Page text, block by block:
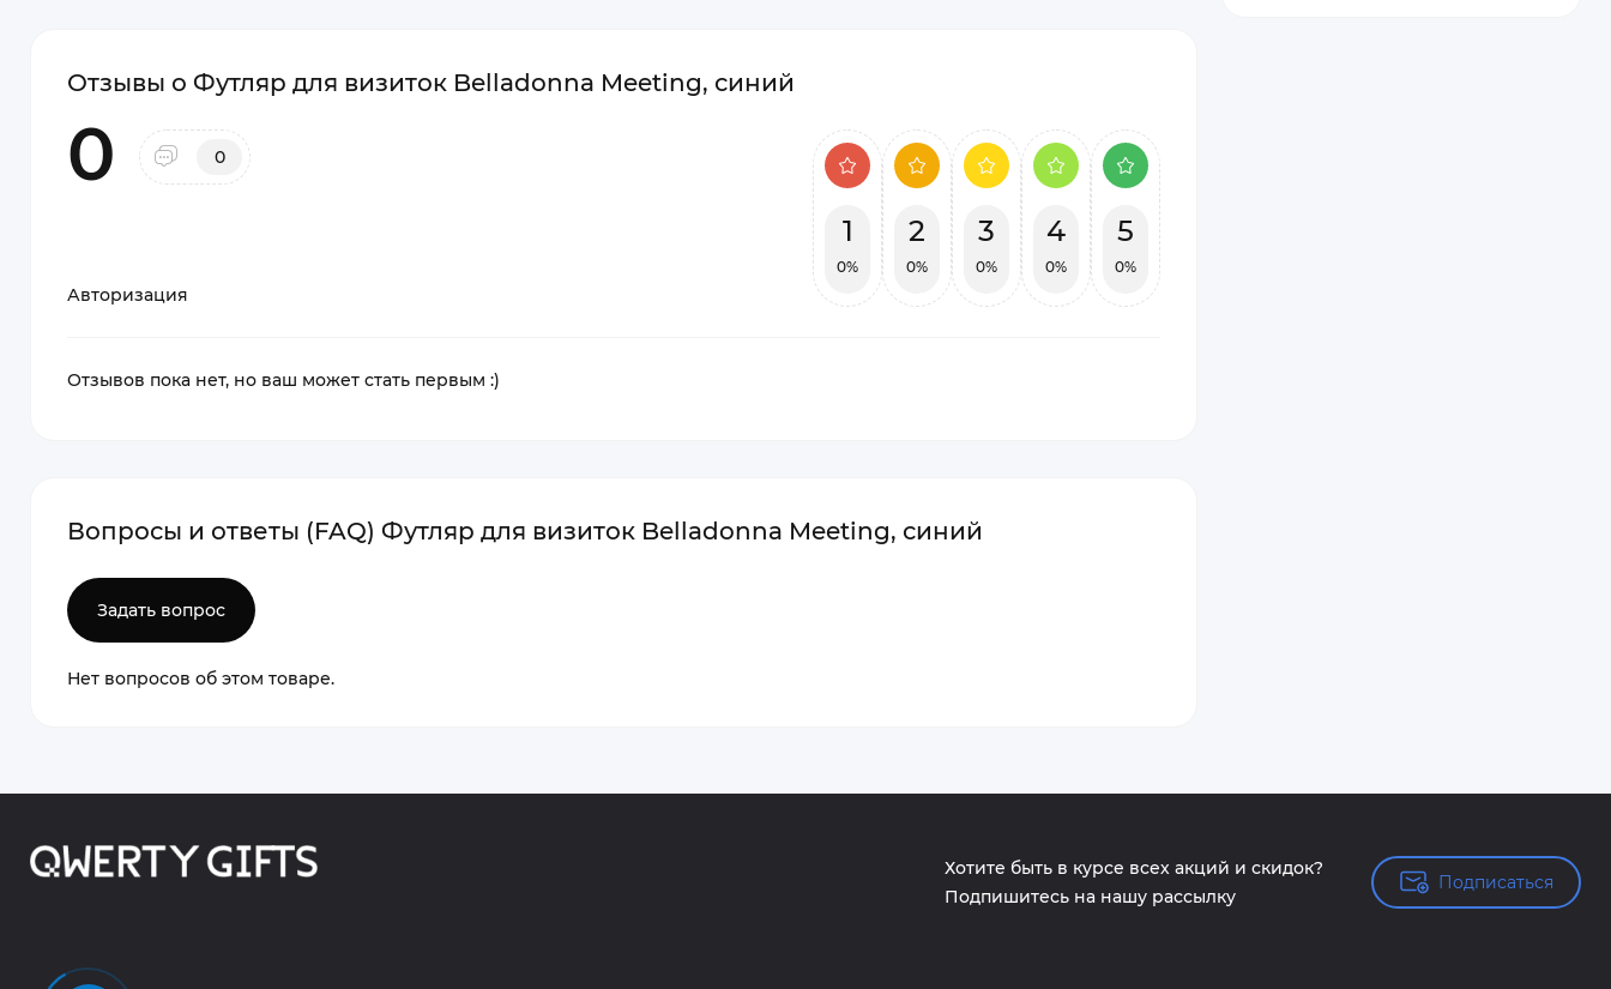
Отзывы о Футляр для визиток Belladonna Meeting, синий
0 0
Авторизация
1
0%
2
0%
3
0%
4
0%
5
0%
Отзывов пока нет, но ваш может стать первым :)
Вопросы и ответы (FAQ) Футляр для визиток Belladonna Meeting, синий
Задать вопрос
Нет вопросов об этом товаре.
Хотите быть в курсе всех акций и скидок?
Подпишитесь на нашу рассылку
Подписаться
Подписаться